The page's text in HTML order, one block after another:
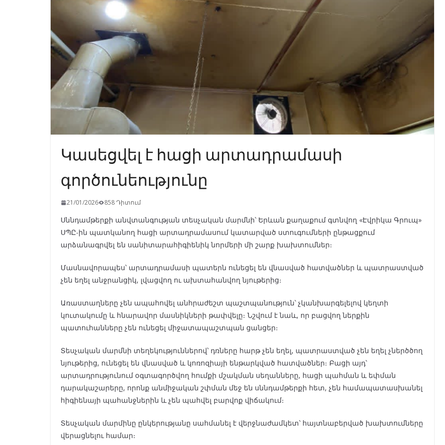
Կասեցվել է հացի արտադրամասի
գործունեությունը
21/01/2026 858 Դիտում
Սննդամթերքի անվտանգության տեսչական մարմնի՝ Երևան քաղաքում գտնվող «Էվրիկա Գրուպ»
ՍՊԸ-ին պատկանող հացի արտադրամասում կատարված ստուգումների ընթացքում
արձանագրվել են սանիտարահիգիենիկ նորմերի մի շարք խախտումներ։
Մասնավորապես՝ արտադրամասի պատերն ունեցել են վնասված հատվածներ և պատրաստված
չեն եղել անջրանցիկ, լվացվող ու ախտահանվող նյութերից։
Առաստաղները չեն ապահովել անհրաժեշտ պաշտպանություն՝ չկանխարգելելով կեղտի
կուտակումը և հնարավոր մասնիկների թափվելը։ Նշվում է նաև, որ բացվող ներքին
պատուհանները չեն ունեցել միջատապաշտպան ցանցեր։
Տեսչական մարմնի տեղեկություններով՝ դռները հարթ չեն եղել, պատրաստված չեն եղել չներծծող
նյութերից, ունեցել են վնասված և կոռոզիայի ենթարկված հատվածներ։ Բացի այդ՝
արտադրությունում օգտագործվող հումքի մշակման սեղանները, հացի պահման և եփման
դարակաշարերը, որոնք անմիջական շփման մեջ են սննդամթերքի հետ, չեն համապատասխանել
հիգիենայի պահանջներին և չեն պահվել բարվոք վիճակում։
Տեսչական մարմինը ընկերությանը սահմանել է վերջնաժամկետ՝ հայտնաբերված խախտումները
վերացնելու համար։